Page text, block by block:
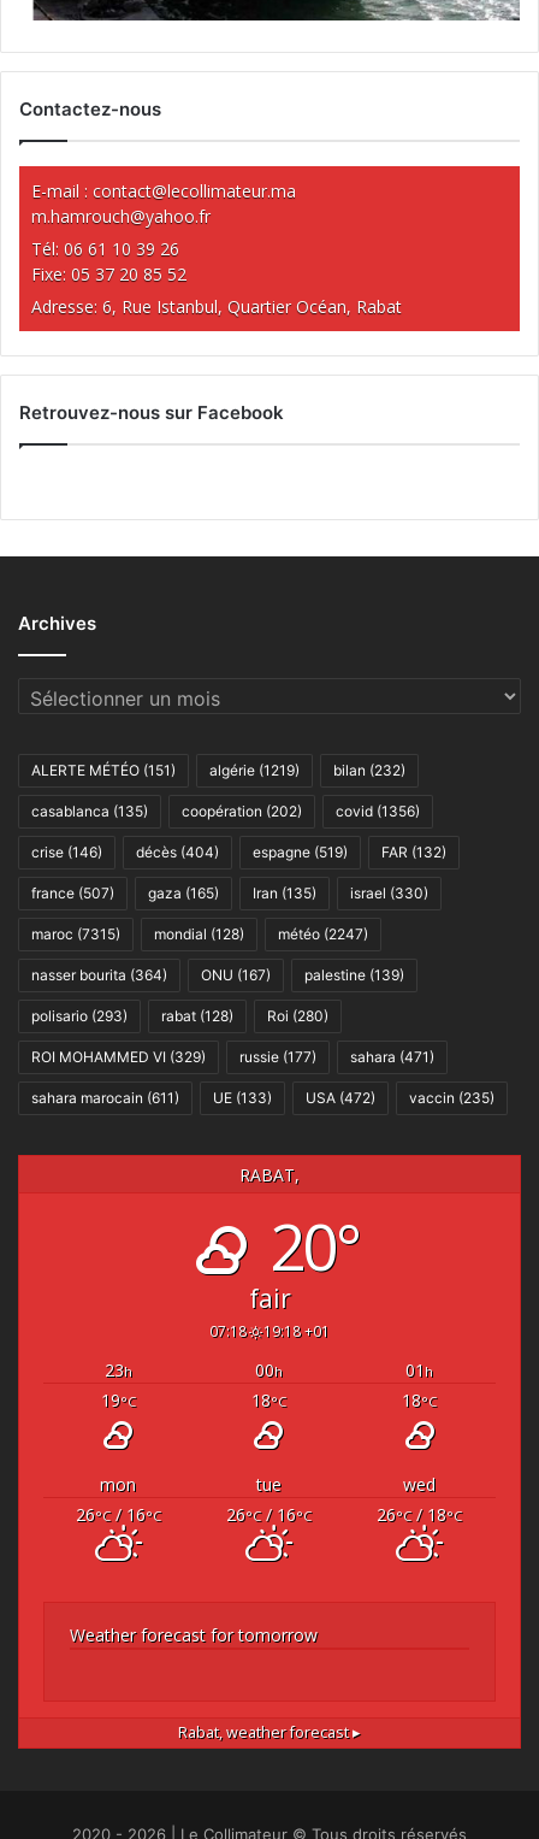
Contactez-nous
E-mail : contact@lecollimateur.ma
m.hamrouch@yahoo.fr
Tél: 06 61 10 39 26
Fixe: 05 37 20 85 52
Adresse: 6, Rue Istanbul, Quartier Océan, Rabat
Retrouvez-nous sur Facebook
Archives
Archives
ALERTE MÉTÉO (151) algérie (1219) bilan (232)
casablanca (135) coopération (202) covid (1356)
crise (146) décès (404) espagne (519) FAR (132)
france (507) gaza (165) Iran (135) israel (330)
maroc (7315) mondial (128) météo (2247)
nasser bourita (364) ONU (167) palestine (139)
polisario (293) rabat (128) Roi (280)
ROI MOHAMMED VI (329) russie (177) sahara (471)
sahara marocain (611) UE (133) USA (472) vaccin (235)
RABAT,
20°
fair
07:18 19:18 +01
23h 00h 01 h
19°C 18°C 18°C
mon tue
wed
26°C/ 16°C 26°C/ 16°C 26°C/ 18°C
Weather forecast for tomorrow
Rabat,weather forecast ▸
2020 - 2026 | Le Collimateur © Tous droits réservés